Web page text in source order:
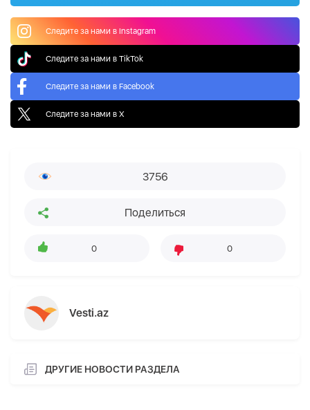
Следите за нами в Instagram
Следите за нами в TikTok
Следите за нами в Facebook
Следите за нами в X
3756
Поделиться
0 0
Vesti.az
ДРУГИЕ НОВОСТИ РАЗДЕЛА